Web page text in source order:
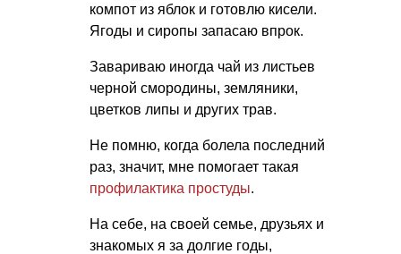
компот из яблок и готовлю кисели.
Ягоды и сиропы запасаю впрок.
Завариваю иногда чай из листьев
черной смородины, земляники,
цветков липы и других трав.
Не помню, когда болела последний
раз, значит, мне помогает такая
профилактика простуды.
На себе, на своей семье, друзьях и
знакомых я за долгие годы,